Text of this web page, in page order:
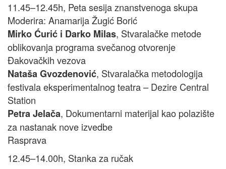
11.45–12.45h, Peta sesija znanstvenoga skupa
Moderira: Anamarija Žugić Borić
Mirko Ćurić i Darko Milas, Stvaralačke metode
oblikovanja programa svečanog otvorenje
Đakovačkih vezova
Nataša Gvozdenović, Stvaralačka metodologija
festivala eksperimentalnog teatra – Dezire Central
Station
Petra Jelača, Dokumentarni materijal kao polazište
za nastanak nove izvedbe
Rasprava
12.45–14.00h, Stanka za ručak